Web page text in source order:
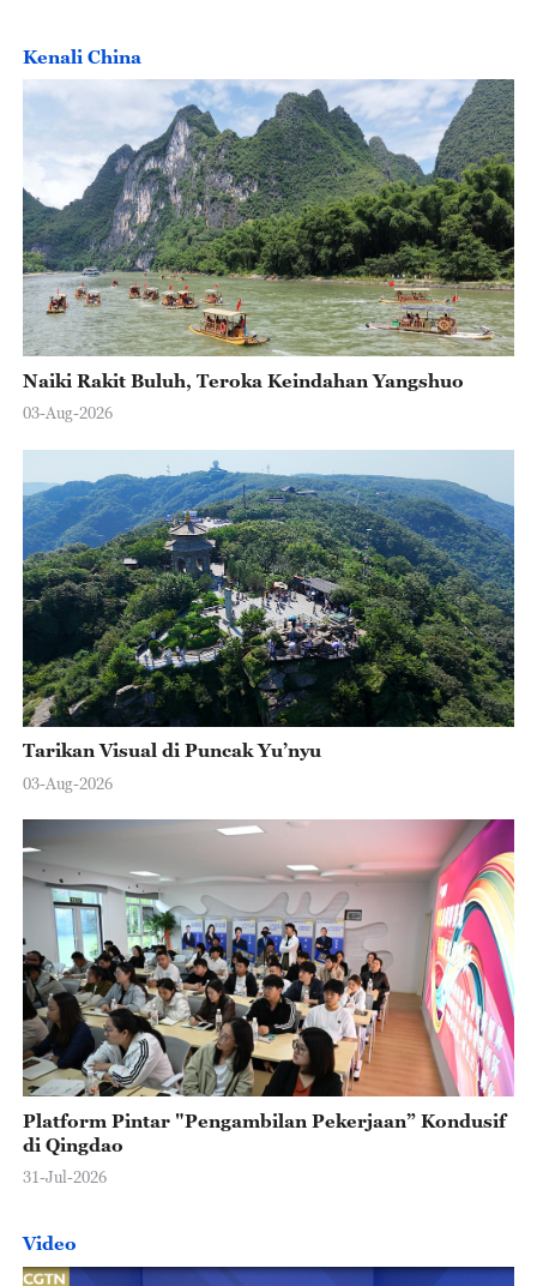
Kenali China
Naiki Rakit Buluh, Teroka Keindahan Yangshuo
03-Aug-2026
Tarikan Visual di Puncak Yu’nyu
03-Aug-2026
Platform Pintar "Pengambilan Pekerjaan” Kondusif
di Qingdao
31-Jul-2026
Video